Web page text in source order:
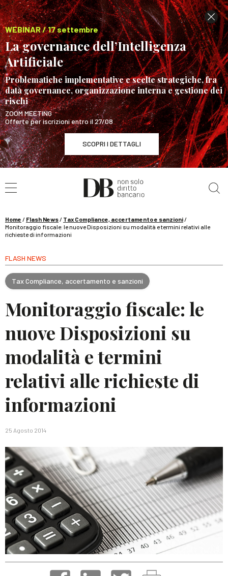
WEBINAR / 17 settembre
La governance dell’Intelligenza
Artificiale
Problematiche implementative e scelte strategiche, fra
data governance, organizzazione interna e gestione dei
rischi
ZOOM MEETING
Offerte per iscrizioni entro il 27/08
SCOPRI I DETTAGLI
WEBINAR / 17 settembre
La governance dell’Intelligenza Artificiale
Home / Flash News/ Tax Compliance, accertamento e sanzioni/
Monitoraggio fiscale: le nuove Disposizioni su modalità e termini relativi alle
richieste di informazioni
FLASH NEWS
Tax Compliance, accertamento e sanzioni
Monitoraggio fiscale: le
nuove Disposizioni su
modalità e termini
relativi alle richieste di
informazioni
25 Agosto 2014